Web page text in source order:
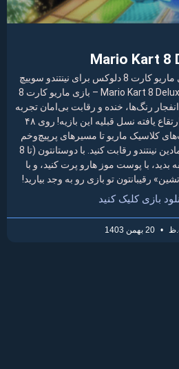
Mario Kart 8
Mario Kart 8 Deluxe – بازی ماریو کارت 8 دلوکس برای نینتندو سوییچ
نسخه NSP + آخرین آپدیت Mario Kart 8 Deluxe – بازی ماریو کارت 8
رنگ‌ها، خنده و رقابت بی‌امان تجربه
کنید! نسخه دلوکس، نسخه ارتقاع یافته نسل قبلیه این بازیه! روی ۴۸
کلاسیک ماریو تا مسیرهای پرپیچ‌وخم
ضد جاذبه – با ۴۲ شخصیت نمادین نینتندو رقابت کنید. با دوستانتون (تا 8
با پوست موز هارو پرت کنید، و با
رقیبانتون تو بازی رو به وجد بیارید!
بازی کلیک کنید
20 بهمن 1403